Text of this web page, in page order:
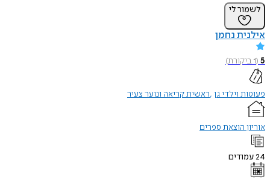
לשמור לי
אילנית נחמן
5
(
1ביקורת)
פעוטות וילדי גן ראשית קריאה ונוער צעיר
אוריון הוצאת ספרים
24עמודים